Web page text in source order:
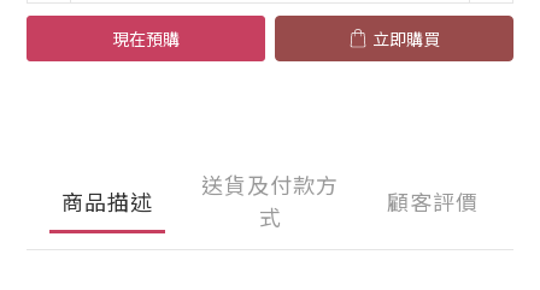
現在預購 立即購買
商品描述
送貨及付款方
式
顧客評價